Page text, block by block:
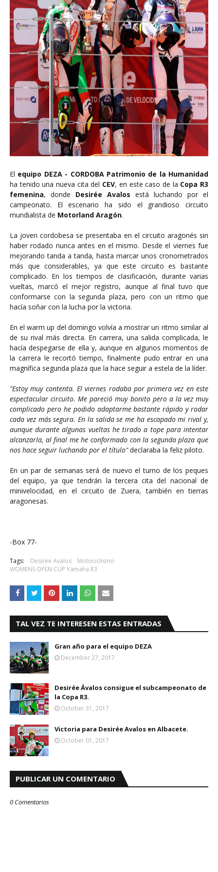
El equipo DEZA - CORDOBA Patrimonio de la Humanidad
ha tenido una nueva cita del CEV, en este caso de la Copa R3
femenina, donde Desirée Avalos está luchando por el
campeonato. El escenario ha sido el grandioso circuito
mundialista de Motorland Aragón.
La joven cordobesa se presentaba en el circuito aragonés sin
haber rodado nunca antes en el mismo. Desde el viernes fue
mejorando tanda a tanda, hasta marcar unos cronometrados
más que considerables, ya que este circuito es bastante
complicado. En los tiempos de clasificación, durante varias
vueltas, marcó el mejor registro, aunque al final tuvo que
conformarse con la segunda plaza, pero con un ritmo que
hacía soñar con la lucha por la victoria.
En el warm up del domingo volvía a mostrar un ritmo similar al
de su rival más directa. En carrera, una salida complicada, le
hacía despegarse de ella y, aunque en algunos momentos de
la carrera le recortó tiempo, finalmente pudo entrar en una
magnífica segunda plaza que la hace seguir a estela de la líder.
"Estoy muy contenta. El viernes rodaba por primera vez en este
espectacular circuito. Me pareció muy bonito pero a la vez muy
complicado pero he podido adaptarme bastante rápido y rodar
cada vez más segura. En la salida se me ha escapado mi rival y,
aunque durante algunas vueltas he tirado a tope para intentar
alcanzarla, al final me he conformado con la segunda plaza que
nos hace seguir luchando por el título"declaraba la feliz piloto.
En un par de semanas será de nuevo el turno de los peques
del equipo, ya que tendrán la tercera cita del nacional de
minivelocidad, en el circuito de Zuera, también en tierras
aragonesas.
-Box 77-
Tags: Desirée Avalos
Motociclismo
WOMENS OPEN CUP Yamaha R3
TAL VEZ TE INTERESEN ESTAS ENTRADAS
Gran año para el equipo DEZA
December 27, 2017
Desirée Ávalos consigue el subcampeonato de
la Copa R3.
October 31, 2017
Victoria para Desirée Avalos en Albacete.
October 01, 2017
PUBLICAR UN COMENTARIO
0 Comentarios